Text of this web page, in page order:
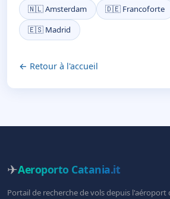
🇳🇱 Amsterdam
🇩🇪 Francoforte
🇪🇸 Madrid
← Retour à l'accueil
✈Aeroporto Catania.it
Portail de recherche de vols depuis l'aéroport